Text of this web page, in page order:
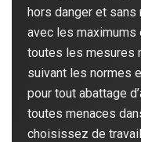
hors danger et sans
avec les
toutes les mesures
suivant les normes
pour tout abattage
toutes menaces
choisissez de